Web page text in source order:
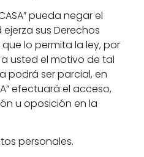
pueda negar el
sus Derechos
que lo permita la ley, por
usted el motivo de tal
podrá ser parcial, en
efectuará el acceso,
u oposición en la
personales.